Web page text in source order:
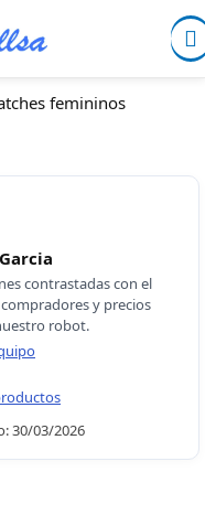
femininos
contrastadas con el
y precios
robot.
30/03/2026